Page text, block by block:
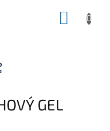
GEL